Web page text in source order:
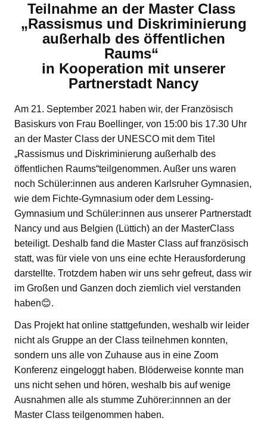
Teilnahme an der Master Class
„Rassismus und Diskriminierung
außerhalb des öffentlichen
Raums“
in Kooperation mit unserer
Partnerstadt Nancy
Am 21. September 2021 haben wir, der Französisch
Basiskurs von Frau Boellinger, von 15:00 bis 17.30 Uhr
an der Master Class der UNESCO mit dem Titel
„Rassismus und Diskriminierung außerhalb des
öffentlichen Raums“teilgenommen. Außer uns waren
noch Schüler:innen aus anderen Karlsruher Gymnasien,
wie dem Fichte-Gymnasium oder dem Lessing-
Gymnasium und Schüler:innen aus unserer Partnerstadt
Nancy und aus Belgien (Lüttich) an der MasterClass
beteiligt. Deshalb fand die Master Class auf französisch
statt, was für viele von uns eine echte Herausforderung
darstellte. Trotzdem haben wir uns sehr gefreut, dass wir
im Großen und Ganzen doch ziemlich viel verstanden
haben😊.
Das Projekt hat online stattgefunden, weshalb wir leider
nicht als Gruppe an der Class teilnehmen konnten,
sondern uns alle von Zuhause aus in eine Zoom
Konferenz eingeloggt haben. Blöderweise konnte man
uns nicht sehen und hören, weshalb bis auf wenige
Ausnahmen alle als stumme Zuhörer:innnen an der
Master Class teilgenommen haben.